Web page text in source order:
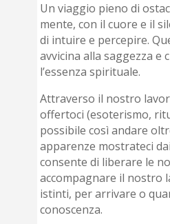
Un viaggio pieno di
mente, con il cuore e il
di intuire e percepire.
avvicina alla saggezza e
l’essenza spirituale.
Attraverso il nostro
offertoci (esoterismo,
possibile così andare
apparenze mostrateci
consente di liberare le
accompagnare il nostro
istinti, per arrivare o
conoscenza.